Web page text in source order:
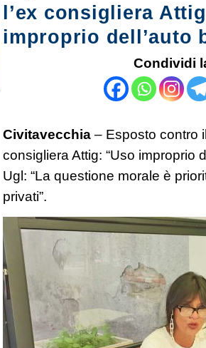
l’ex consigliera
improprio dell’auto
Condividi
Civitavecchia – Esposto contro
consigliera Attig: “Uso improprio
Ugl: “La questione morale è
privati”.